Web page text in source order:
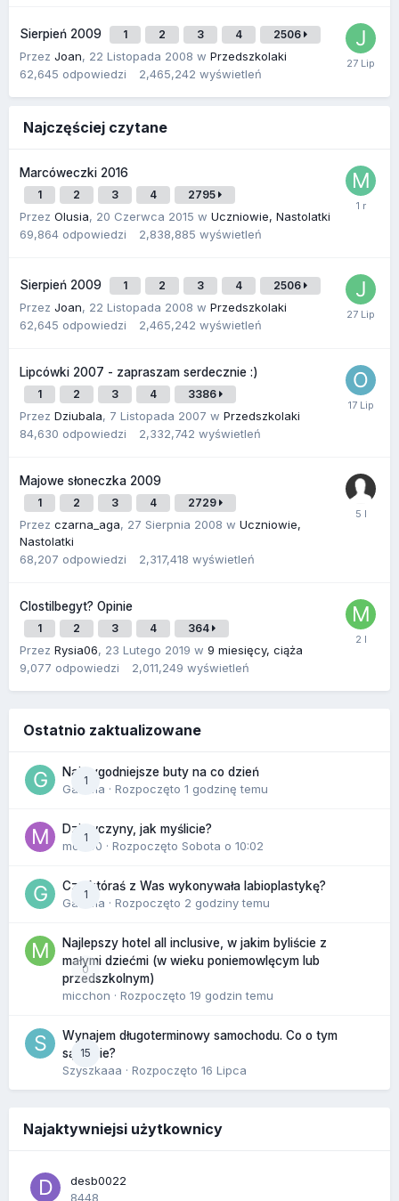
Sierpień 2009 1 2 3 4 2506
Przez Joan, 22 Listopada 2008 w Przedszkolaki
62,645 odpowiedzi 2,465,242 wyświetleń
Najczęściej czytane
Marcóweczki 2016
1 2 3 4 2795
Przez Olusia, 20 Czerwca 2015 w Uczniowie, Nastolatki
69,864 odpowiedzi 2,838,885 wyświetleń
Sierpień 2009 1 2 3 4 2506
Przez Joan, 22 Listopada 2008 w Przedszkolaki
62,645 odpowiedzi 2,465,242 wyświetleń
Lipcówki 2007 - zapraszam serdecznie :)
1 2 3 4 3386
Przez Dziubala, 7 Listopada 2007 w Przedszkolaki
84,630 odpowiedzi 2,332,742 wyświetleń
Majowe słoneczka 2009
1 2 3 4 2729
Przez czarna_aga, 27 Sierpnia 2008 w Uczniowie,
Nastolatki
68,207 odpowiedzi 2,317,418 wyświetleń
Clostilbegyt? Opinie
1 2 3 4 364
Przez Rysia06, 23 Lutego 2019 w 9 miesięcy, ciąża
9,077 odpowiedzi 2,011,249 wyświetleń
Ostatnio zaktualizowane
1
Najwygodniejsze buty na co dzień
Gamma · Rozpoczęto 1 godzinę temu
1
Dziewczyny, jak myślicie?
mozi00 · Rozpoczęto Sobota o 10:02
1
Czy któraś z Was wykonywała labioplastykę?
Gamma · Rozpoczęto 2 godziny temu
0
Najlepszy hotel all inclusive, w jakim byliście z
małymi dziećmi (w wieku poniemowlęcym lub
przedszkolnym)
micchon · Rozpoczęto 19 godzin temu
15
Wynajem długoterminowy samochodu. Co o tym
sądzicie?
Szyszkaaa · Rozpoczęto 16 Lipca
Najaktywniejsi użytkownicy
desb0022
8448